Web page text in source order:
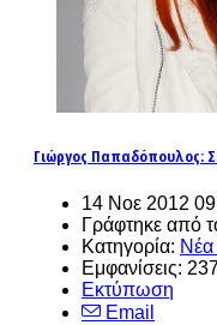
Γιώργος Παπαδόπουλος:
14 Νοε 2012
Γράφτηκε από
Κατηγορία: Νέα
Εμφανίσεις:
Εκτύπωση
Email